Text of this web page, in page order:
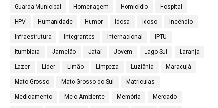
Guarda Municipal Homenagem Homicídio Hospital
HPV Humanidade Humor Idosa Idoso Incêndio
Infraestrutura Integrantes Internacional IPTU
Itumbiara Jamelão Jataí Jovem Lago Sul Laranja
Lazer Líder Limão Limpeza Luziânia Maracujá
Mato Grosso Mato Grosso do Sul Matrículas
Medicamento Meio Ambiente Memória Mercado